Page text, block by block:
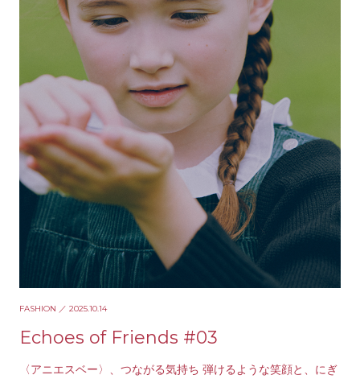
FASHION ／ 2025.10.14
Echoes of Friends #03
〈アニエスベー〉、つながる気持ち 弾けるような笑顔と、にぎ